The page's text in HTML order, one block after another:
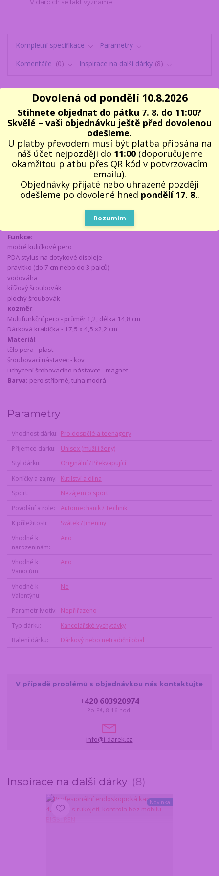
V dárcích se fakt vyznáme
Kompletní specifikace
Parametry
Komentáře
0 Inspirace na další dárky 8
Kompletní specifikace
Univerzální Multifunkční pero s PDA stylusem 5v1 - vodováha,
pravítko a šroubovák je všestranný pomocník. Obsahuje klasické
modré kuličkové pero, PDA stylus na dotykové displeje (touch pen
stylus), vodováhu, pravítko v metrech a palcích a šroubovák s
magnetickým uchycením (křížový/plochý). PDA stylus je možné
přešroubovat na oba konce pera. Toto multifunkční praktické pero s
PDA, vodováhou, pravítkem a šroubovákem dodáváme v pěkné
dárkové černé krabičce. Jedná se o vhodný dárek pro každého
muže, kluka, ale i pro malé školáky kutily k narozeninám, k svátku,
Funkce:
modré kuličkové pero
PDA stylus na dotykové displeje
pravítko (do 7 cm nebo do 3 palců)
vodováha
křížový šroubovák
plochý šroubovák
Rozměr:
Multifunkční pero - průměr 1,2, délka 14,8 cm
Dárková krabička - 17,5 x 4,5 x2,2 cm
Materiál:
tělo pera - plast
šroubovací nástavec - kov
uchycení šrobovacího nástavce - magnet
Barva: pero stříbrné, tuha modrá
Parametry
Vhodnost dárku
Pro dospělé a teenagery
Příjemce dárku
Unisex (muži i ženy)
Styl dárku
Originální / Překvapující
Koníčky a zájmy
Kutilství a dílna
Sport
Nezájem o sport
Povolání a role
Automechanik / Technik
K příležitosti
Svátek / Jmeniny
Vhodné k
narozeninám
Ano
Vhodné k
Vánocům
Ano
Vhodné k
Valentýnu
Ne
Parametr Motiv
Nepřiřazeno
Typ dárku
Kancelářské vychytávky
Balení dárku
Dárkový nebo netradiční obal
V případě problémů s objednávkou nás kontaktujte
+420 603920974
Po-Pá, 8-16 hod.
info@i-darek.cz
Inspirace na další dárky 8
Novinka
Dovolená od pondělí 10.8.2026
Stihnete objednat do pátku 7. 8. do 11:00?
Skvělé – vaši objednávku ještě před dovolenou
odešleme.
U platby převodem musí být platba připsána na
náš účet nejpozději do 11:00(doporučujeme
okamžitou platbu přes QR kód v potvrzovacím
emailu).
Objednávky přijaté nebo uhrazené později
odešleme po dovolené hned pondělí 17. 8..
Rozumím